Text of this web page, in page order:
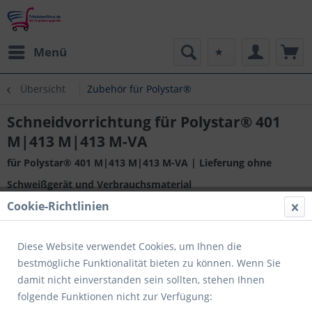
Menü
Übersicht Zubehör für Polystar®
Schneidvorrichtung für Polystar® 401
M|413 M|413 M-VA
für Polystar® 401 M|413 M|413 M-VA | Lieferung ohne
Schweißgerät und Verbrauchsmaterial
Cookie-Richtlinien
Diese Website verwendet Cookies, um Ihnen die
bestmögliche Funktionalität bieten zu können. Wenn Sie
damit nicht einverstanden sein sollten, stehen Ihnen
folgende Funktionen nicht zur Verfügung: